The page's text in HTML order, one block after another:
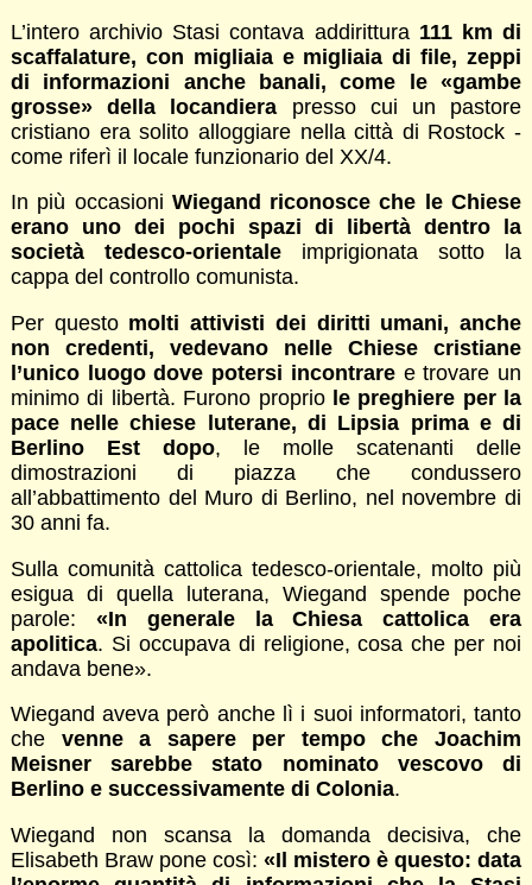
L’intero archivio Stasi contava addirittura 111 km di
scaffalature, con migliaia e migliaia di file, zeppi
di informazioni anche banali, come le «gambe
grosse» della locandiera presso cui un pastore
cristiano era solito alloggiare nella città di Rostock -
come riferì il locale funzionario del XX/4.
In più occasioni Wiegand riconosce che le Chiese
erano uno dei pochi spazi di libertà dentro la
società tedesco-orientaleimprigionata sotto la
cappa del controllo comunista.
Per questo molti attivisti dei diritti umani, anche
non credenti, vedevano nelle Chiese cristiane
l’unico luogo dove potersi incontraree trovare un
minimo di libertà. Furono proprio le preghiere per la
pace nelle chiese luterane, di Lipsia prima e di
Berlino Est dopo, le molle scatenanti delle
dimostrazioni di piazza che condussero
all’abbattimento del Muro di Berlino, nel novembre di
30 anni fa.
Sulla comunità cattolica tedesco-orientale, molto più
esigua di quella luterana, Wiegand spende poche
parole: «In generale la Chiesa cattolica era
apolitica. Si occupava di religione, cosa che per noi
andava bene».
Wiegand aveva però anche lì i suoi informatori, tanto
che venne a sapere per tempo che Joachim
Meisner sarebbe stato nominato vescovo di
Berlino e successivamente di Colonia.
Wiegand non scansa la domanda decisiva, che
Elisabeth Braw pone così: «Il mistero è questo: data